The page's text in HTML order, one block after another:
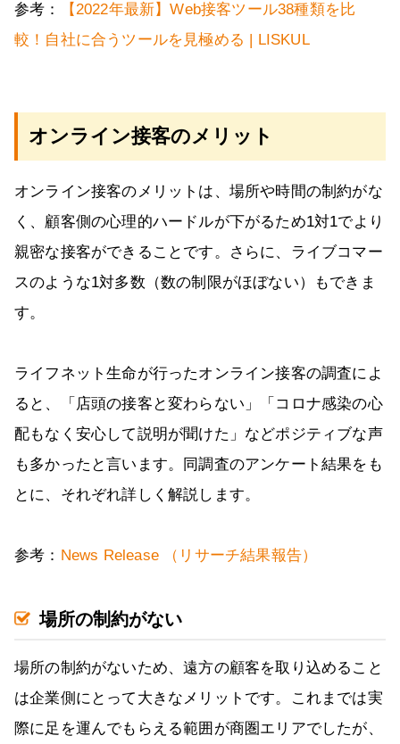
参考：
【2022年最新】Web接客ツール38種類を比
較！自社に合うツールを見極める | LISKUL
オンライン接客のメリット
オンライン接客のメリットは、場所や時間の制約がな
く、顧客側の心理的ハードルが下がるため1対1でより
親密な接客ができることです。さらに、ライブコマー
スのような1対多数（数の制限がほぼない）もできま
す。
ライフネット生命が行ったオンライン接客の調査によ
ると、「店頭の接客と変わらない」「コロナ感染の心
配もなく安心して説明が聞けた」などポジティブな声
も多かったと言います。同調査のアンケート結果をも
とに、それぞれ詳しく解説します。
参考： News Release （リサーチ結果報告）
場所の制約がない
場所の制約がないため、遠方の顧客を取り込めること
は企業側にとって大きなメリットです。これまでは実
際に足を運んでもらえる範囲が商圏エリアでしたが、